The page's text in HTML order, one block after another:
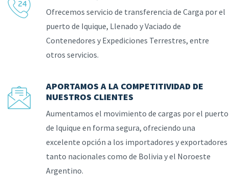
Ofrecemos servicio de transferencia de Carga por el
puerto de Iquique, Llenado y Vaciado de
Contenedores y Expediciones Terrestres, entre
otros servicios.
APORTAMOS A LA COMPETITIVIDAD DE
NUESTROS CLIENTES
Aumentamos el movimiento de cargas por el puerto
de Iquique en forma segura, ofreciendo una
excelente opción a los importadores y exportadores
tanto nacionales como de Bolivia y el Noroeste
Argentino.